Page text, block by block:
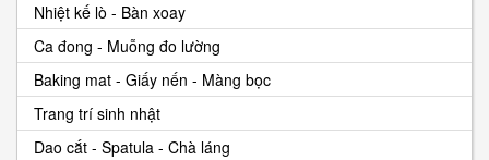
Nhiệt kế lò - Bàn xoay
Ca đong - Muỗng đo lường
Baking mat - Giấy nến - Màng bọc
Trang trí sinh nhật
Dao cắt - Spatula - Chà láng